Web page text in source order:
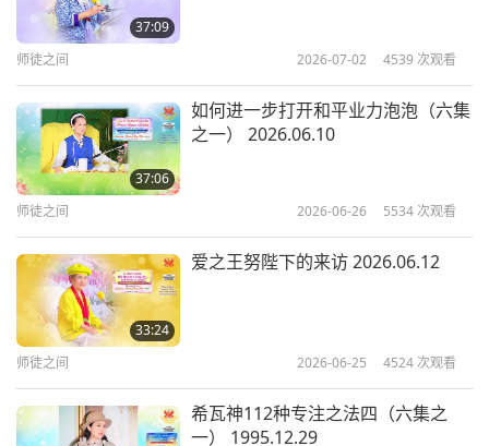
会说法文吗？（会，我会说一点，但我不是翻译人
员。）只会一点？你住在这里，却只会说一点法文！
这让我觉得好笑。啊，这让我笑了。啊，你让我笑
了。你想翻译吗？所有住在比利时的人？（我恐怕翻
译得不是很好。）另外一些呢？你们两个、三个、前
面呢？会讲法文吗？（不会。）（我们讲荷兰文。）
（我会讲法文。但是我…英文不好。）我没有讲英
文。好吧，没关系。
你们要问问题吗？若讲法文可以，那就讲法文。不行
的话，我就讲英文。只是对你们来说，我的法文不是
很流利而已。这是习惯问题。饮食也是一样。是，但
并非不可能。（因为我们这辈子从小到大都习惯了。
37:09
师徒之间 2026-07-02 4539 次观看
37:06
如何进一步打开和平业力泡泡（六集
之一） 2026.06.10
师徒之间 2026-06-26 5534 次观看
33:24
爱之王努陛下的来访 2026.06.12
师徒之间 2026-06-25 4524 次观看
希瓦神112种专注之法四（六集之
一） 1995.12.29